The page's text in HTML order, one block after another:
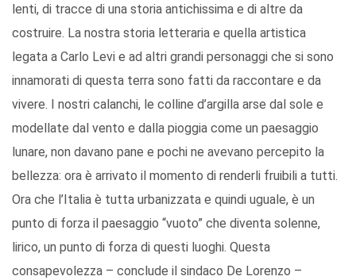
lenti, di tracce di una storia antichissima e di altre da
costruire. La nostra storia letteraria e quella artistica
legata a Carlo Levi e ad altri grandi personaggi che si sono
innamorati di questa terra sono fatti da raccontare e da
vivere. I nostri calanchi, le colline d’argilla arse dal sole e
modellate dal vento e dalla pioggia come un paesaggio
lunare, non davano pane e pochi ne avevano percepito la
bellezza: ora è arrivato il momento di renderli fruibili a tutti.
Ora che l’Italia è tutta urbanizzata e quindi uguale, è un
punto di forza il paesaggio “vuoto” che diventa solenne,
lirico, un punto di forza di questi luoghi. Questa
consapevolezza – conclude il sindaco De Lorenzo –